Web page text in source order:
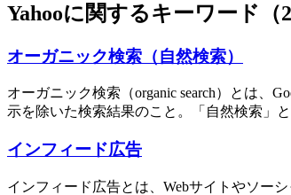
Yahooに関するキーワード（2
オーガニック検索（自然検索）
オーガニック検索（organic search）とは、
示を除いた検索結果のこと。「自然検索
インフィード広告
インフィード広告とは、Webサイトやソー